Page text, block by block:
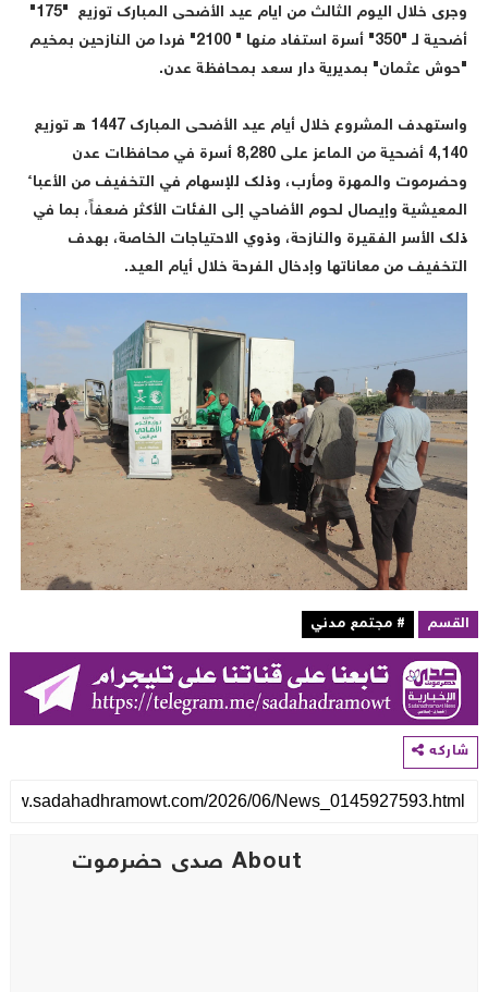
وجرى خلال اليوم الثالث من ايام عيد الأضحى المبارك توزيع "175"
أضحية لـ "350" أسرة استفاد منها " 2100" فردا من النازحين بمخيم
عثمان" بمديرية دار سعد بمحافظة عدن.
واستهدف المشروع خلال أيام عيد الأضحى المبارك 1447 هـ توزيع
4,140 أضحية من الماعز على 8,280 أسرة في محافظات عدن
والمهرة ومأرب، وذلك للإسهام في التخفيف من الأعباء
وإيصال لحوم الأضاحي إلى الفئات الأكثر ضعفاً، بما في
الأسر الفقيرة والنازحة، وذوي الاحتياجات الخاصة، بهدف
من معاناتها وإدخال الفرحة خلال أيام العيد.
# مجتمع مدني
About صدى حضرموت